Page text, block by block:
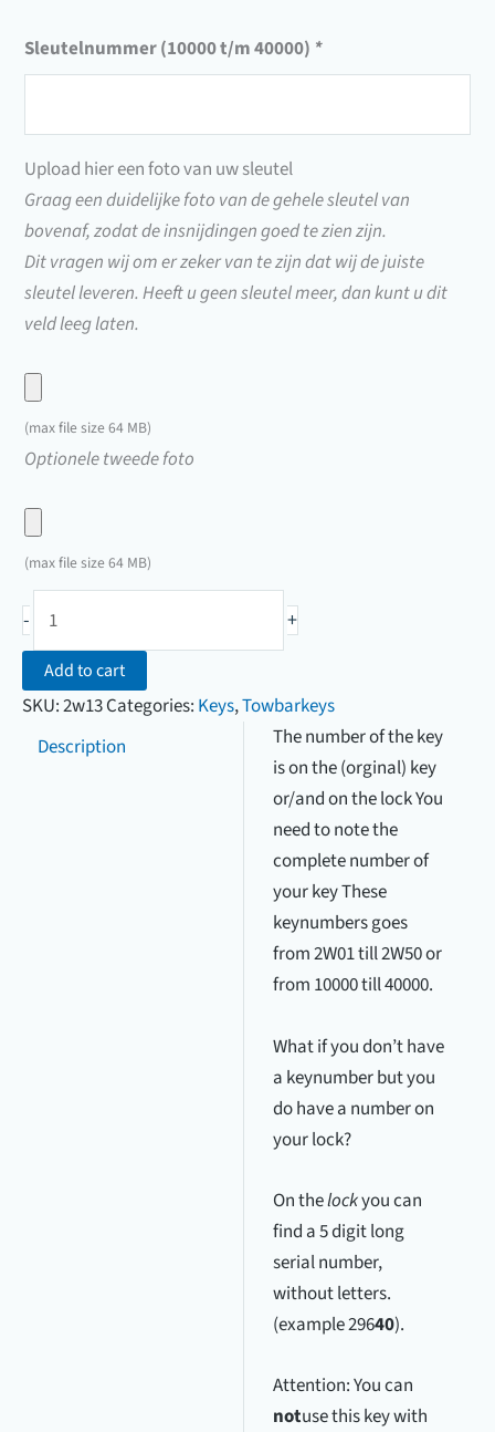
Sleutelnummer (10000 t/m 40000) *
Upload hier een foto van uw sleutel
Graag een duidelijke foto van de gehele sleutel van
bovenaf, zodat de insnijdingen goed te zien zijn.
Dit vragen wij om er zeker van te zijn dat wij de juiste
sleutel leveren. Heeft u geen sleutel meer, dan kunt u dit
veld leeg laten.
hier
een
van
uw
sleutel
(max file size 64 MB)
Upload
foto
van
uw
sleutel
Optionele tweede foto
(max file size 64 MB)
-
Westfalia
(10000
-
quantity
+
Add to cart
SKU:2w13Categories: Keys,Towbarkeys
Description
The number of the key
is on the (orginal) key
or/and on the lock You
need to note the
complete number of
your key These
keynumbers goes
from 2W01 till 2W50 or
from 10000 till 40000.
What if you don’t have
a keynumber but you
do have a number on
your lock?
On thelockyou can
find a 5 digit long
serial number,
without letters.
(example 29640).
Attention: You can
notuse this key with